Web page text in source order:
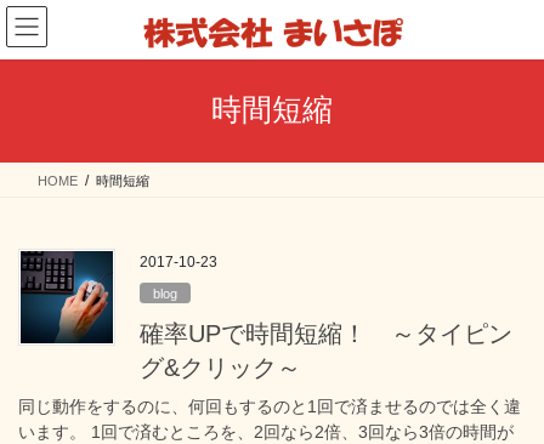
コ
ン
テ
ス
ナ
ビ
ゲ
ン
時間短縮
HOME 時間短縮
2017-10-23
blog
確率UPで時間短縮！ ～タイピン
グ&クリック～
同じ動作をするのに、何回もするのと1回で済ませるのでは全く違
います。 1回で済むところを、2回なら2倍、3回なら3倍の時間が